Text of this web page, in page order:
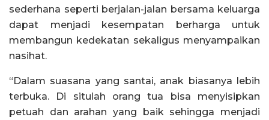
sederhana seperti berjalan-jalan bersama keluarga
dapat menjadi kesempatan berharga untuk
membangun kedekatan sekaligus menyampaikan
nasihat.
“Dalam suasana yang santai, anak biasanya lebih
terbuka. Di situlah orang tua bisa menyisipkan
petuah dan arahan yang baik sehingga menjadi